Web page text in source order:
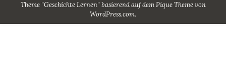
Theme "Geschichte Lernen" basierend auf dem Pique Theme von
WordPress.com.